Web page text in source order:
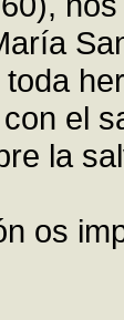
el
la
os